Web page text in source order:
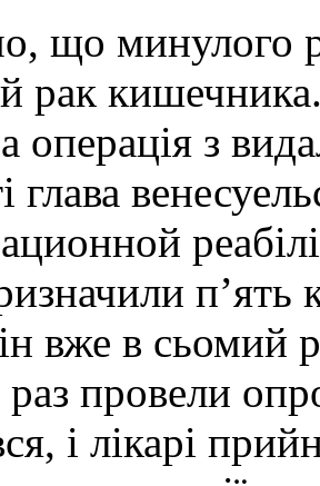
що минулого
рак
операція з
глава
п’ять
вже в сьомий
провели
і лікарі